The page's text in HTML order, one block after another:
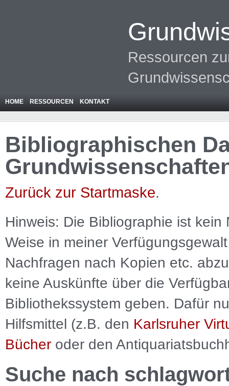
Ressourcen
HOME RESSOURCEN KONTAKT
Bibliographischen
Zurück zur Startmaske.
Hinweis: Die Bibliographie ist kein
Weise in meiner
Nachfragen nach Kopien etc.
keine Auskünfte über die
Bibliothekssystem geben. Dafür
Hilfsmittel (z.B. den Karlsruher
Bücher oder den
Suche nach